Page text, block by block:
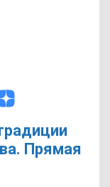
Прямая